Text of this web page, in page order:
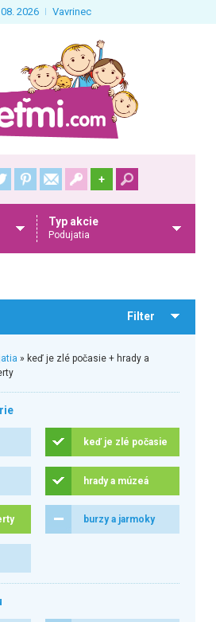
2026 Vavrinec
+
Typ akcie
Podujatia
Filter
» keď je zlé počasie + hrady a
keď je zlé počasie
hrady a múzeá
burzy a jarmoky